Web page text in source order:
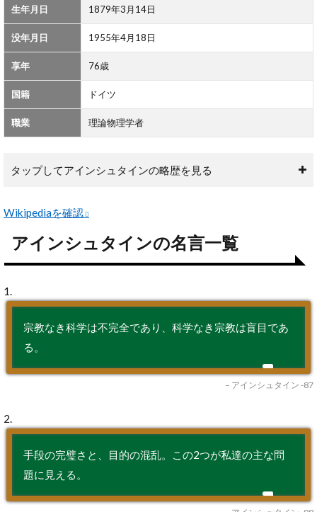
ン
シ
ュ
イ
の
名
言
一
生年月日 1879年3月14日
没年月日 1955年4月18日
享年 76歳
国籍 ドイツ
職業 理論物理学者
タップしてアインシュタインの略歴を見る
Wikipediaを確認
アインシュタインの名言一覧
1.
宗教なき科学は不完全であり、科学なき宗教は盲目であ
る。
– アインシュタイン -87
2.
手段の完璧さと、目的の混乱。この2つが私達の主な問
題に見える。